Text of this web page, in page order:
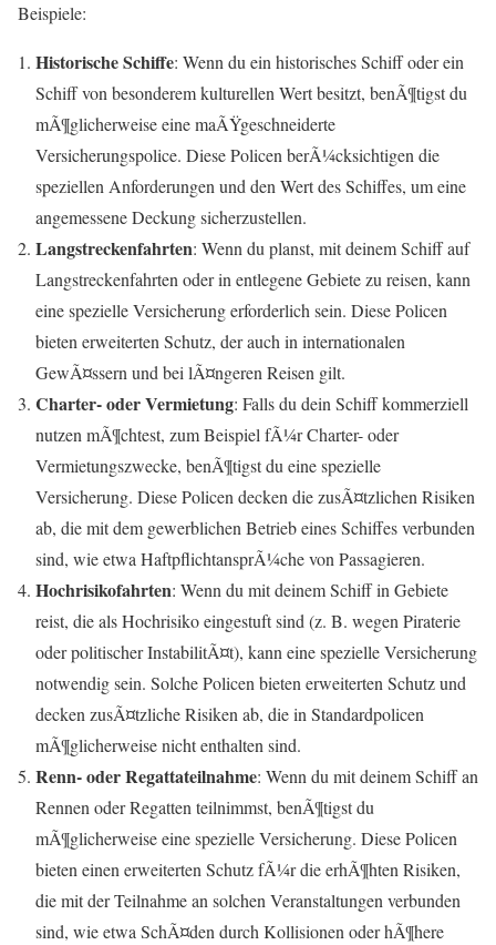
Beispiele:
Historische Schiffe: Wenn du ein historisches Schiff oder ein
Schiff von besonderem kulturellen Wert besitzt, benÃ¶tigst du
mÃ¶glicherweise eine maÃŸgeschneiderte
Versicherungspolice. Diese Policen berÃ¼cksichtigen die
speziellen Anforderungen und den Wert des Schiffes, um eine
angemessene Deckung sicherzustellen.
Langstreckenfahrten: Wenn du planst, mit deinem Schiff auf
Langstreckenfahrten oder in entlegene Gebiete zu reisen, kann
eine spezielle Versicherung erforderlich sein. Diese Policen
bieten erweiterten Schutz, der auch in internationalen
GewÃ¤ssern und bei lÃ¤ngeren Reisen gilt.
Charter- oder Vermietung: Falls du dein Schiff kommerziell
nutzen mÃ¶chtest, zum Beispiel fÃ¼r Charter- oder
Vermietungszwecke, benÃ¶tigst du eine spezielle
Versicherung. Diese Policen decken die zusÃ¤tzlichen Risiken
ab, die mit dem gewerblichen Betrieb eines Schiffes verbunden
sind, wie etwa HaftpflichtansprÃ¼che von Passagieren.
Hochrisikofahrten: Wenn du mit deinem Schiff in Gebiete
reist, die als Hochrisiko eingestuft sind (z. B. wegen Piraterie
oder politischer InstabilitÃ¤t), kann eine spezielle Versicherung
notwendig sein. Solche Policen bieten erweiterten Schutz und
decken zusÃ¤tzliche Risiken ab, die in Standardpolicen
mÃ¶glicherweise nicht enthalten sind.
Renn- oder Regattateilnahme: Wenn du mit deinem Schiff an
Rennen oder Regatten teilnimmst, benÃ¶tigst du
mÃ¶glicherweise eine spezielle Versicherung. Diese Policen
bieten einen erweiterten Schutz fÃ¼r die erhÃ¶hten Risiken,
die mit der Teilnahme an solchen Veranstaltungen verbunden
sind, wie etwa SchÃ¤den durch Kollisionen oder hÃ¶here